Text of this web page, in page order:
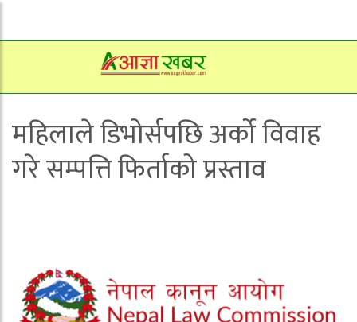
महिलाले डिभोर्सपछि अर्को विवाह
गरे सम्पत्ति फिर्ताको प्रस्ताव